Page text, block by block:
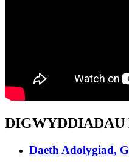
Daeth Adolygiad,